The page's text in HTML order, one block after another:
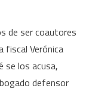
de ser coautores
fiscal Verónica
se los acusa,
defensor